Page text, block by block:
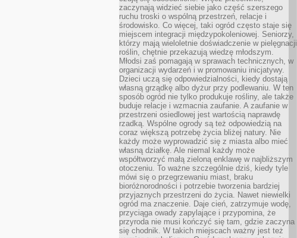
zaczynają widzieć siebie jako część szerszego
ruchu troski o wspólną przestrzeń, relacje i
środowisko. Co więcej, taki ogród często staje się
miejscem integracji międzypokoleniowej. Seniorzy,
którzy mają wieloletnie doświadczenie w pielęgnacji
roślin, chętnie przekazują wiedzę młodszym.
Młodsi zaś pomagają w sprawach technicznych, w
organizacji wydarzeń i w promowaniu inicjatywy.
Dzieci uczą się odpowiedzialności, kiedy dostają
własną grządkę albo dyżur przy podlewaniu. W ten
sposób ogród nie tylko produkuje rośliny, ale także
buduje relacje i wzmacnia zaufanie. A zaufanie w
przestrzeni osiedlowej jest wartością naprawdę
rzadką. Wspólne ogrody są też odpowiedzią na
coraz większą potrzebę życia bliżej natury. Nie
każdy może wyprowadzić się z miasta albo mieć
własną działkę. Ale niemal każdy może
współtworzyć małą zieloną enklawę w najbliższym
otoczeniu. To ważne szczególnie dziś, kiedy tyle
mówi się o przegrzewaniu miast, braku
bioróżnorodności i potrzebie tworzenia bardziej
przyjaznych przestrzeni do życia. Nawet niewielki
ogród ma znaczenie. Daje cień, zatrzymuje wodę,
przyciąga owady zapylające i przypomina, że
przyroda nie musi kończyć się tam, gdzie zaczyna
się chodnik. W takich miejscach ważny jest też